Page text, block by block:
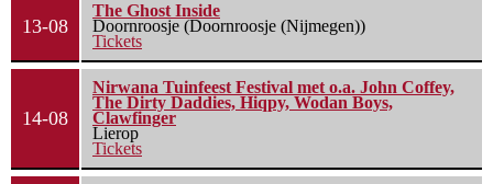
13-08
The Ghost Inside
Doornroosje (Doornroosje (Nijmegen))
Tickets
14-08
Nirwana Tuinfeest Festival met o.a. John Coffey,
The Dirty Daddies, Hiqpy, Wodan Boys,
Clawfinger
Lierop
Tickets